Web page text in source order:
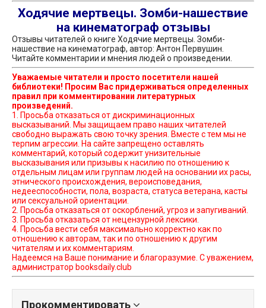
Ходячие мертвецы. Зомби-нашествие
на кинематограф отзывы
Отзывы читателей о книге Ходячие мертвецы. Зомби-
нашествие на кинематограф, автор: Антон Первушин.
Читайте комментарии и мнения людей о произведении.
Уважаемые читатели и просто посетители нашей
библиотеки! Просим Вас придерживаться определенных
правил при комментировании литературных
произведений.
1. Просьба отказаться от дискриминационных
высказываний. Мы защищаем право наших читателей
свободно выражать свою точку зрения. Вместе с тем мы не
терпим агрессии. На сайте запрещено оставлять
комментарий, который содержит унизительные
высказывания или призывы к насилию по отношению к
отдельным лицам или группам людей на основании их расы,
этнического происхождения, вероисповедания,
недееспособности, пола, возраста, статуса ветерана, касты
или сексуальной ориентации.
2. Просьба отказаться от оскорблений, угроз и запугиваний.
3. Просьба отказаться от нецензурной лексики.
4. Просьба вести себя максимально корректно как по
отношению к авторам, так и по отношению к другим
читателям и их комментариям.
Надеемся на Ваше понимание и благоразумие. С уважением,
администратор booksdaily.club
Прокомментировать